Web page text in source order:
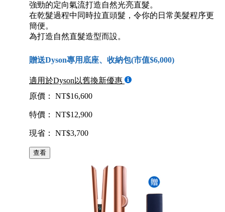
強勁的定向氣流打造自然光亮直髮。
在乾髮過程中同時拉直頭髮，令你的日常美髮程序更
簡便。
為打造自然直髮造型而設。
贈送Dyson專用底座、收納包(市值$6,000)
適用於Dyson以舊換新優惠
原價： NT$16,600
特價： NT$12,900
現省： NT$3,700
查看